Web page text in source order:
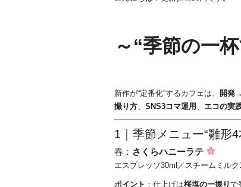
～“季節の一
新作が“定番化”するカフェは、 開発
撮り方、 SNS3コマ運用 、 エコの実
1｜季節メニュー“雛形4
春： さくらハニーラテ
エスプレッソ30ml／スチームミル
ポイント ：仕上げは桜塩の一振りで